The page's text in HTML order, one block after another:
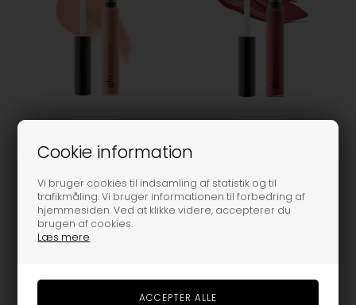
Cookie information
Vi bruger cookies til indsamling af statistik og til
trafikmåling. Vi bruger informationen til forbedring af
hjemmesiden. Ved at klikke videre, accepterer du
brugen af cookies.
Læs mere
Glo skin beauty - Lip gloss
- Prism
160,00
Glo skin beauty - Lip gloss
- Sweetspot
160,00